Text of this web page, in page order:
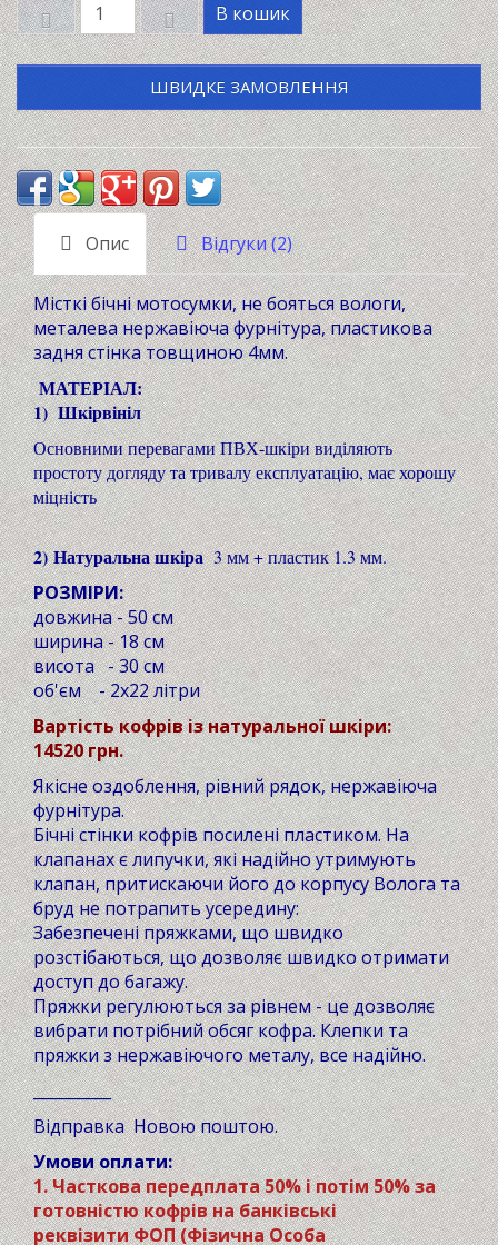
В кошик
ШВИДКЕ ЗАМОВЛЕННЯ
Опис Відгуки (2)
Місткі бічні мотосумки, не бояться вологи,
металева нержавіюча фурнітура, пластикова
задня стінка товщиною 4мм.
МАТЕРІАЛ:
1) Шкірвініл
Основними перевагами ПВХ-шкіри виділяють
простоту догляду та тривалу експлуатацію, має хорошу
міцність
2) Натуральна шкіра3 мм + пластик 1.3 мм.
РОЗМІРИ:
довжина - 50 см
ширина - 18 см
висота - 30 см
об'єм - 2х22 літри
Вартість кофрів із натуральної шкіри:
14520 грн.
Якісне оздоблення, рівний рядок, нержавіюча
фурнітура.
Бічні стінки кофрів посилені пластиком. На
клапанах є липучки, які надійно утримують
клапан, притискаючи його до корпусу Волога та
бруд не потрапить усередину:
Забезпечені пряжками, що швидко
розстібаються, що дозволяє швидко отримати
доступ до багажу.
Пряжки регулюються за рівнем - це дозволяє
вибрати потрібний обсяг кофра. Клепки та
пряжки з нержавіючого металу, все надійно.
__________
Відправка Новою поштою.
Умови оплати:
1. Часткова передплата 50% і потім 50% за
готовністю кофрів на банківські
реквізити ФОП (Фізична Особа